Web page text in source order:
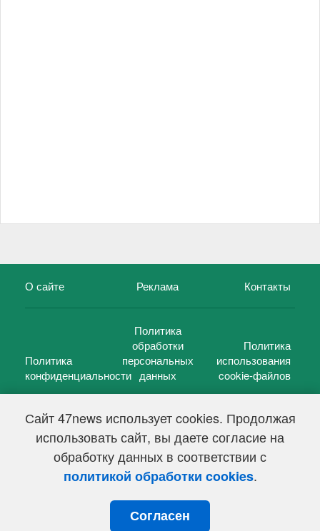
Сайт 47news использует cookies. Продолжая
использовать сайт, вы даете согласие на
обработку данных в соответствии с
политикой обработки cookies.
Согласен
О сайте Реклама Контакты
Политика
конфиденциальности
Политика
обработки
персональных
данных
Политика
использования
cookie-файлов
47 новостей (47 news)2005 — 2026 г.
Свидетельство о регистрации СМИ Эл № ФС 77-39848, выдано
Федеральной службой по надзору в сфере связи,
информационных технологий и массовых коммуникаций